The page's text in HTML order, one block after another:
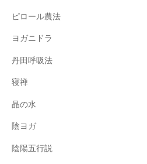
ピロール農法
ヨガニドラ
丹田呼吸法
寝禅
晶の水
陰ヨガ
陰陽五行説